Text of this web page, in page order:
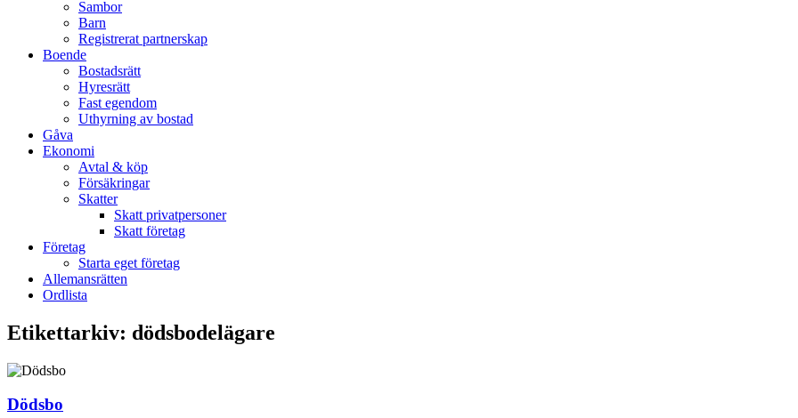
Sambor
Barn
Registrerat partnerskap
Boende
Bostadsrätt
Hyresrätt
Fast egendom
Uthyrning av bostad
Gåva
Ekonomi
Avtal & köp
Försäkringar
Skatter
Skatt privatpersoner
Skatt företag
Företag
Starta eget företag
Allemansrätten
Ordlista
Etikettarkiv: dödsbodelägare
Dödsbo